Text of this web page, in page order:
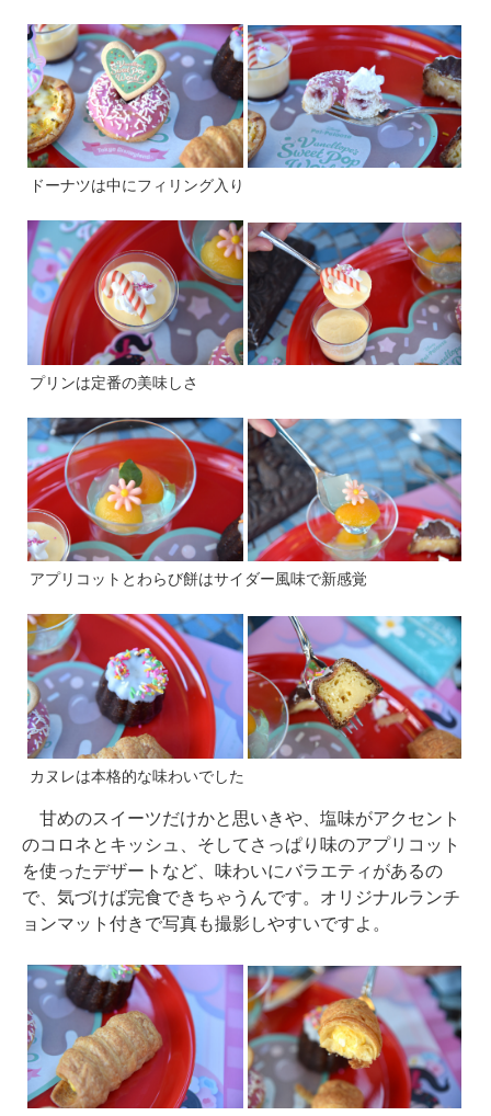
ドーナツは中にフィリング入り
プリンは定番の美味しさ
アプリコットとわらび餅はサイダー風味で新感覚
カヌレは本格的な味わいでした
甘めのスイーツだけかと思いきや、塩味がアクセント
のコロネとキッシュ、そしてさっぱり味のアプリコット
を使ったデザートなど、味わいにバラエティがあるの
で、気づけば完食できちゃうんです。オリジナルランチ
ョンマット付きで写真も撮影しやすいですよ。